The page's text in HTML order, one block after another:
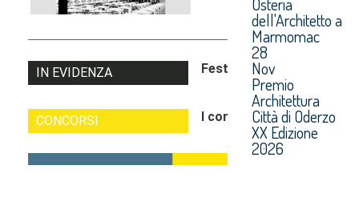
dell'Architetto a
Marmomac
28
Nov
Premio
Architettura
Città di Oderzo
XX Edizione
2026